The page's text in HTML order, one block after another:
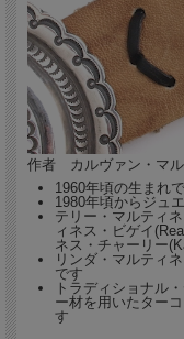
作者 カルヴァン・マ
1960年頃の生まれ
1980年頃からジュ
テリー・マルティ
ィネス・ビゲイ
ネス・チャーリー
リンダ・マルティ
です
トラディショナル
ー材を用いたター
す